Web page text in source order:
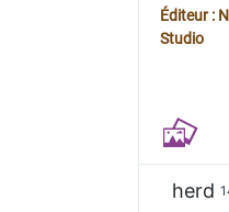
Éditeur :
Studio
herd